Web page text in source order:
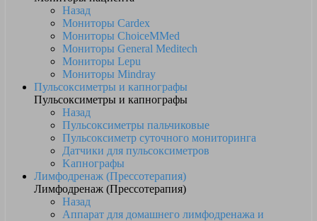
Назад
Мониторы Cardex
Мониторы ChoiceMMed
Мониторы General Meditech
Мониторы Lepu
Мониторы Mindray
Пульсоксиметры и капнографы
Пульсоксиметры и капнографы
Назад
Пульсоксиметры пальчиковые
Пульсоксиметр суточного мониторинга
Датчики для пульсоксиметров
Kапнографы
Лимфодренаж (Прессотерапия)
Лимфодренаж (Прессотерапия)
Назад
Аппарат для домашнего лимфодренажа и